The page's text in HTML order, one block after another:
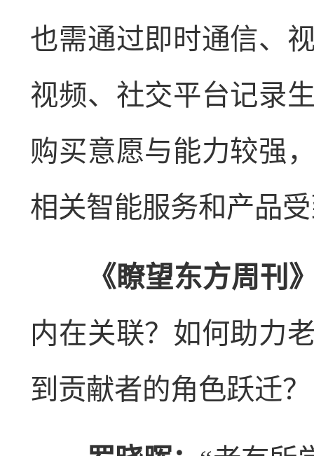
也需通过即时通信、
视频、社交平台记录
购买意愿与能力较强
相关智能服务和产品
《瞭望东方周刊
内在关联？如何助力
到贡献者的角色跃迁？